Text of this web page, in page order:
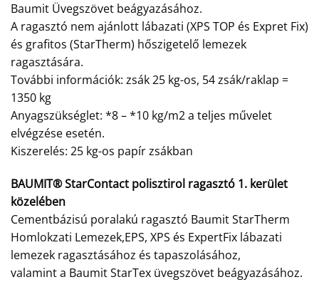
Baumit Üvegszövet beágyazásához.
A ragasztó nem ajánlott lábazati (XPS TOP és Expret Fix)
és grafitos (StarTherm) hőszigetelő lemezek
ragasztására.
További információk: zsák 25 kg-os, 54 zsák/raklap =
1350 kg
Anyagszükséglet: *8 – *10 kg/m2 a teljes művelet
elvégzése esetén.
Kiszerelés: 25 kg-os papír zsákban
BAUMIT® StarContact polisztirol ragasztó 1. kerület
közelében
Cementbázisú poralakú ragasztó Baumit StarTherm
Homlokzati Lemezek,EPS, XPS és ExpertFix lábazati
lemezek ragasztásához és tapaszolásához,
valamint a Baumit StarTex üvegszövet beágyazásához.